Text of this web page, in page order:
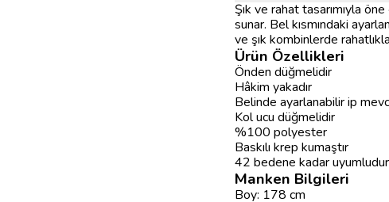
Şık ve rahat tasarımıyla
sunar. Bel kısmındaki
ve şık kombinlerde
Ürün Özellikleri
Önden düğmelidir
Hâkim yakadır
Belinde ayarlanabilir ip
Kol ucu düğmelidir
%100 polyester
Baskılı krep kumaştır
42 bedene kadar uyumludur
Manken Bilgileri
Boy: 178 cm